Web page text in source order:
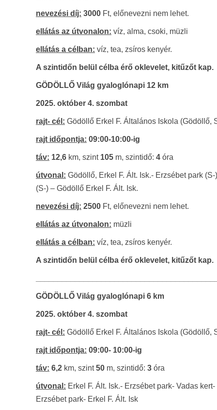
nevezési díj: 3000 Ft, előnevezni nem lehet.
ellátás az útvonalon: víz, alma, csoki, müzli
ellátás a célban: víz, tea, zsíros kenyér.
A szintidőn belül célba érő oklevelet, kitűzőt kap.
GÖDÖLLŐ Világ gyaloglónapi 12 km
2025. október 4. szombat
rajt- cél: Gödöllő Erkel F. Általános Iskola (Gödöllő,
rajt időpontja: 09:00-10:00-ig
táv: 12,6 km, szint 105 m, szintidő: 4 óra
útvonal: Gödöllő, Erkel F. Ált. Isk.- Erzsébet park
(S-) – Gödöllő Erkel F. Ált. Isk.
nevezési díj: 2500 Ft, előnevezni nem lehet.
ellátás az útvonalon: müzli
ellátás a célban: víz, tea, zsíros kenyér.
A szintidőn belül célba érő oklevelet, kitűzőt kap.
GÖDÖLLŐ Világ gyaloglónapi 6 km
2025. október 4. szombat
rajt- cél: Gödöllő Erkel F. Általános Iskola (Gödöllő,
rajt időpontja: 09:00- 10:00-ig
táv: 6,2 km, szint50 m, szintidő: 3 óra
útvonal: Erkel F. Ált. Isk.- Erzsébet park- Vadas
Erzsébet park- Erkel F. Ált. Isk